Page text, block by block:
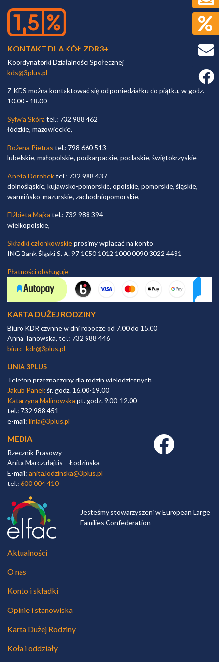
KONTAKT DLA KÓŁ ZDR3+
Koordynatorki Działalności Społecznej
kds@3plus.pl
Z KDS można kontaktować się od poniedziałku do piątku, w godz.
10.00 - 18.00
Sylwia Skóra tel.: 732 988 462
łódzkie, mazowieckie,
Bożena Pietras tel.: 798 660 513
lubelskie, małopolskie, podkarpackie, podlaskie, świętokrzyskie,
Aneta Dorobektel.: 732 988 437
dolnośląskie, kujawsko-pomorskie, opolskie, pomorskie, śląskie,
warmińsko-mazurskie, zachodniopomorskie,
Elżbieta Majka tel.: 732 988 394
wielkopolskie,
Składki członkowskieprosimy wpłacać na konto
ING Bank Śląski S. A. 97 1050 1012 1000 0090 3022 4431
Płatności obsługuje
KARTA DUŻEJ RODZINY
Biuro KDR czynne w dni robocze od 7.00 do 15.00
Anna Tanowska, tel.: 732 988 446
biuro_kdr@3plus.pl
LINIA 3PLUS
Telefon przeznaczony dla rodzin wielodzietnych
Jakub Panekśr. godz. 16.00-19.00
Katarzyna Malinowska pt. godz. 9.00-12.00
tel.: 732 988 451
e-mail: linia@3plus.pl
MEDIA
Rzecznik Prasowy
Anita Marczułajtis – Łodzińska
E-mail: anita.lodzinska@3plus.pl
tel.: 600 004 410
Facebook link
Jesteśmy stowarzyszeni w European Large
Families Confederation
Aktualności
O nas
Konto i składki
Opinie i stanowiska
Karta Dużej Rodziny
Koła i oddziały